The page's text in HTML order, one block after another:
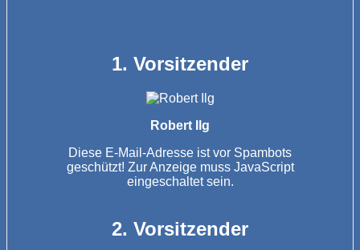
1. Vorsitzender
Robert Ilg
Diese E-Mail-Adresse ist vor Spambots
geschützt! Zur Anzeige muss JavaScript
eingeschaltet sein.
2. Vorsitzender